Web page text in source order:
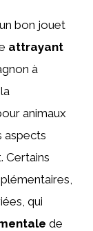
bon jouet
attrayant
à
animaux
aspects
Certains
qui
de